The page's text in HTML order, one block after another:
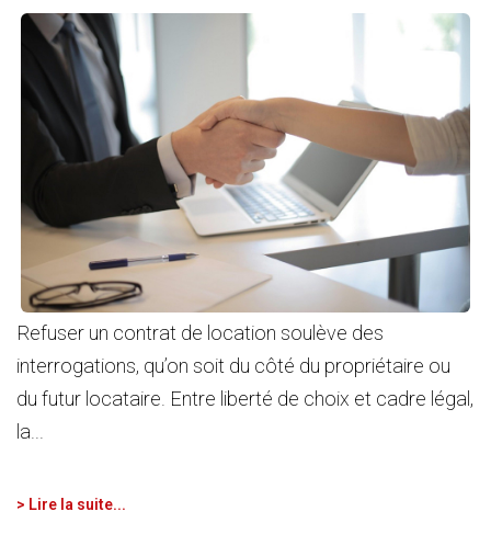
Refuser un contrat de location soulève des
interrogations, qu’on soit du côté du propriétaire ou
du futur locataire. Entre liberté de choix et cadre légal,
la...
> Lire la suite...